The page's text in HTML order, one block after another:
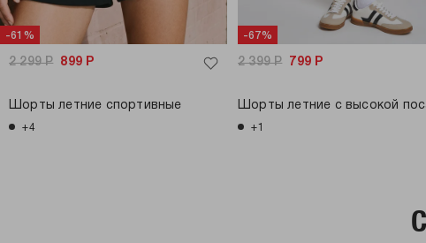
-61%
2 299Р 899 Р
Шорты летние спортивные
+4
-67%
2 399Р 799 Р
Шорты летние с высокой
+1